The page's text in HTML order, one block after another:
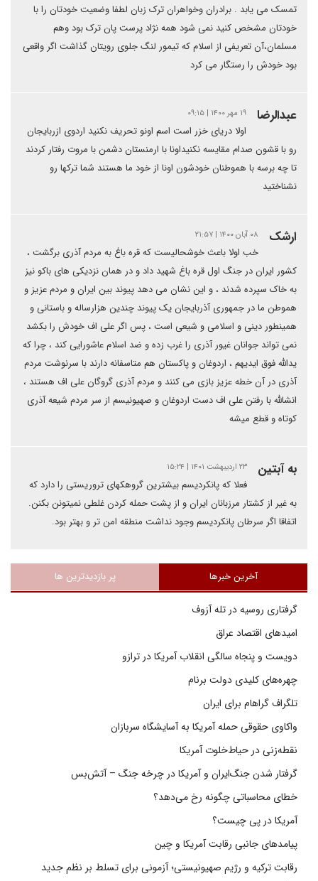
تمسک می یابد . برادران وخواهران ترک زبان لطفا وضعیت خودتان را با
خودتان مشخص کنید نمی شود همه نژاد پرست پان ترک بود وهم
مسلمان،آن تعریفی از اسلام که تیمور لنگ جلوی رویتان گذاشت اگر واقعی
بود خودش را رستگار می کرد
عبدالرضا ۱۹ مهر ۱۴۰۰ | ۰۹:۱۵
اولا دریای خزر است اسم اونو تحریف نکنید اردوی ازربایجان
رو با قشون صدام مقایسه نکنیداونا با ارمنستان دشمن با مروت رفتار کردند
تا چه برسه با هموطنان خودشون اونا از خود ما هستند شما ترکها رو
نشناختید
ارشک ۰۸ آبان ۱۴۰۰ | ۲۱:۵۷
خب اولا باعث خوشحالیست که قره باغ به مردم آذری برگشت ،
کشور ایران در جنگ اول قره باغ شهید داد و در همان نزدیکی های باکو نیز
به خاک سپرده شدند ، و این نشان می دهد پیوند بین ایران و مردم عزیز و
هموطن ما در جمهوری آذربایجان یک پیوند چندین هزارساله و باستانی و
همینطور دینی و اسلامی و شیعی است ، پس اگر علی اف خودش را بکشد
نمی تواند جوانان غیور آذری را غرب زده و ضد اسلام عاشورایی کند ، چرا که
یدالله فوق ایدیهم ، اردوغان و پاکستان هم متاسفانه دارند با سرنوشت مردم
آذری در آن خطه عزیز بازی می کنند و مردم آذری گروگان علی اف هستند ،
انشالله با رفتن علی اف دست اردوغان و صهیونیسم از سر مردم شیعه آذری
کوتاه و قطع میشه
به آبتین ۲۳ اردیبهشت ۱۴۰۱ | ۱۵:۲۴
فعلا که پانکردیسم بیشترین گروهکهای تروریستی را دارد که
به غیر از کشتار مرزبانان ایران و از پشت حمله کردن غلطی نمیتونن بکنن.
اتفاقا اگر سرطان پانکردیسم وجود نداشت منطقه امن تر و بهتر بود.
آخرین خبرها پر بازدیدترین ها
گرفتاری روسیه در تله آزوف
امیدهای اقتصاد عراق
دویست و پنجاه سالگی انقلاب آمریکا در ترازو
چهره‌های کلیدی دولت برنام
تلگراف گراهام برای ایران
واکاوی حقوقی حمله آمریکا به آسایشگاه سربازان
نقطه‌زنی در حیاط‌خلوت آمریکا
گرفتار شدن جنگ‌ایران و آمریکا در چرخه جنگ – آتش‌بس
خطای محاسباتی چگونه رخ می‌دهد؟
آمریکا در پی چیست؟
پیامدهای جانبی رقابت آمریکا و چین
رقابت ترکیه و رژیم صهیونیستی؛ آزمونی برای تسلط بر نظم جدید